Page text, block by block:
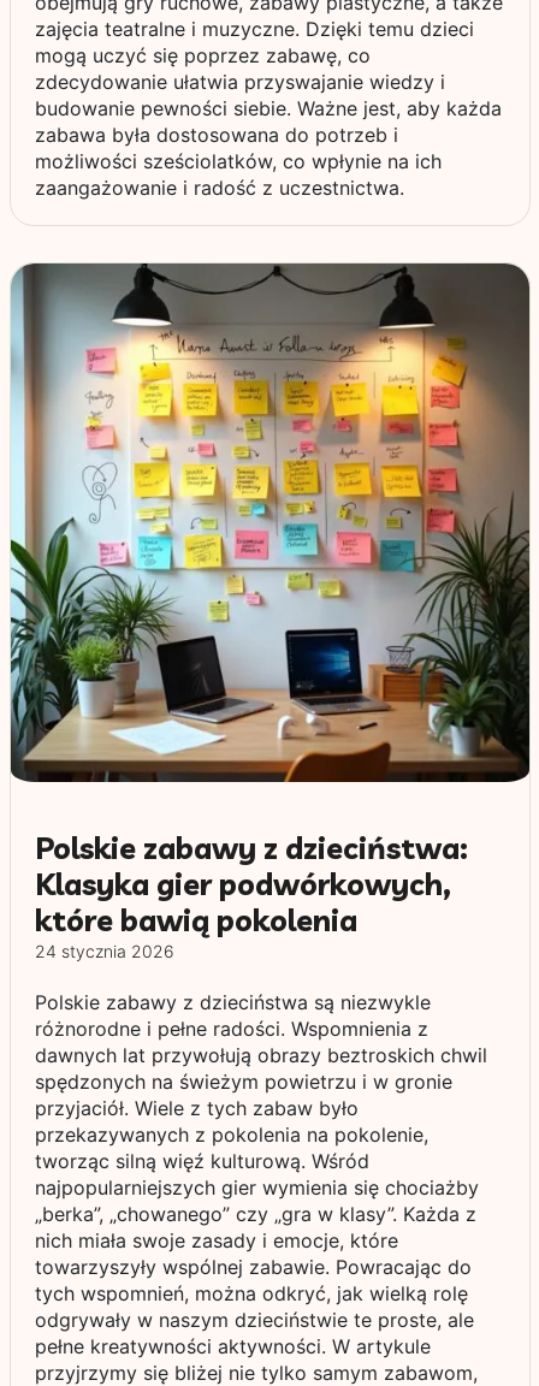
zajęcia teatralne i muzyczne. Dzięki temu dzieci
mogą uczyć się poprzez zabawę, co
zdecydowanie ułatwia przyswajanie wiedzy i
budowanie pewności siebie. Ważne jest, aby każda
zabawa była dostosowana do potrzeb i
możliwości sześciolatków, co wpłynie na ich
zaangażowanie i radość z uczestnictwa.
Polskie zabawy z dzieciństwa:
Klasyka gier podwórkowych,
które bawią pokolenia
24 stycznia 2026
Polskie zabawy z dzieciństwa są niezwykle
różnorodne i pełne radości. Wspomnienia z
dawnych lat przywołują obrazy beztroskich chwil
spędzonych na świeżym powietrzu i w gronie
przyjaciół. Wiele z tych zabaw było
przekazywanych z pokolenia na pokolenie,
tworząc silną więź kulturową. Wśród
najpopularniejszych gier wymienia się chociażby
„berka”, „chowanego” czy „gra w klasy”. Każda z
nich miała swoje zasady i emocje, które
towarzyszyły wspólnej zabawie. Powracając do
tych wspomnień, można odkryć, jak wielką rolę
odgrywały w naszym dzieciństwie te proste, ale
pełne kreatywności aktywności. W artykule
przyjrzymy się bliżej nie tylko samym zabawom,